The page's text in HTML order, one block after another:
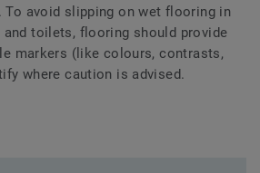
To avoid slipping on wet flooring in
and toilets, flooring should provide
markers (like colours, contrasts,
where caution is advised.